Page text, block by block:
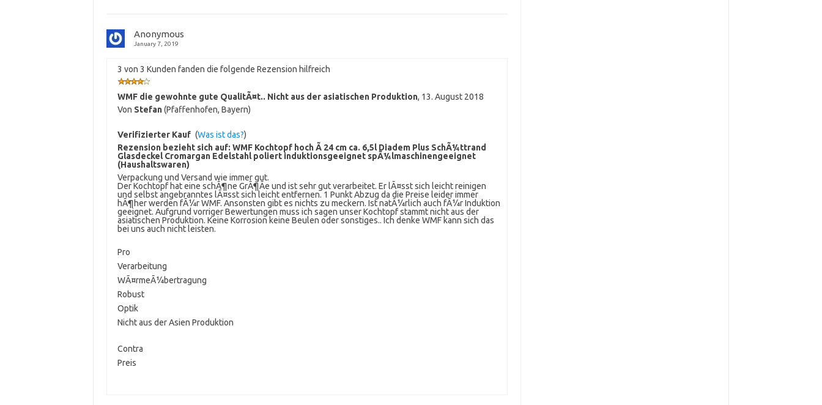
Anonymous
January 7, 2019
3 von 3 Kunden fanden die folgende Rezension hilfreich
WMF die gewohnte gute QualitÃ¤t.. Nicht aus der asiatischen Produktion, 13. August 2018
Von Stefan(Pfaffenhofen, Bayern)
Verifizierter Kauf (Was ist das?)
Rezension bezieht sich auf: WMF Kochtopf hoch Ã 24 cm ca. 6,5l Diadem Plus SchÃ¼ttrand
Glasdeckel Cromargan Edelstahl poliert induktionsgeeignet spÃ¼lmaschinengeeignet
(Haushaltswaren)
Verpackung und Versand wie immer gut.
Der Kochtopf hat eine schÃ¶ne GrÃ¶Ãe und ist sehr gut verarbeitet. Er lÃ¤sst sich leicht reinigen
und selbst angebranntes lÃ¤sst sich leicht entfernen. 1 Punkt Abzug da die Preise leider immer
hÃ¶her werden fÃ¼r WMF. Ansonsten gibt es nichts zu meckern. Ist natÃ¼rlich auch fÃ¼r Induktion
geeignet. Aufgrund vorriger Bewertungen muss ich sagen unser Kochtopf stammt nicht aus der
asiatischen Produktion. Keine Korrosion keine Beulen oder sonstiges.. Ich denke WMF kann sich das
bei uns auch nicht leisten.
Pro
Verarbeitung
WÃ¤rmeÃ¼bertragung
Robust
Optik
Nicht aus der Asien Produktion
Contra
Preis